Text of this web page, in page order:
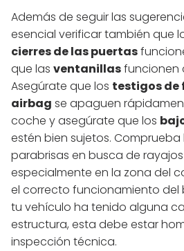
Además de seguir las
esencial verificar también que
cierres de las puertas
que las ventanillasfuncionen
Asegúrate que los testigos de
airbag se apaguen
coche y asegúrate que los
estén bien sujetos. Comprueba
parabrisas en busca de
especialmente en la zona del
el correcto funcionamiento del
tu vehículo ha tenido alguna
estructura, esta debe estar
inspección técnica.